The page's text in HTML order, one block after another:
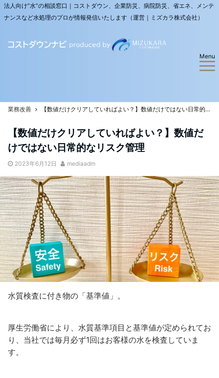
法人向け”水”の相談窓口｜コストダウン、企業防災、病院防災、省エネ、メンテ
ナンスなど水処理のプロが情報発信いたします（運営｜ミズカラ株式会社）
Menu
業務改善 【数値だけクリアしていればよい？】数値だけではない日常的なリスク管理
【数値だけクリアしていればよい？】数値だ
けではない日常的なリスク管理
2023年6月12日 mediaadm
水質検査に付き物の「基準値」。
厚生労働省により、水質基準項目と基準値が定められてお
り、当社では毎月必ず1回はお客様の水を検査していま
す。